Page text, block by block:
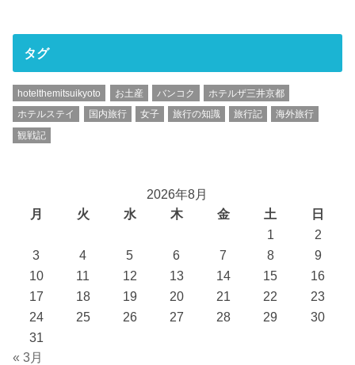
タグ
hotelthemitsuikyoto お土産 バンコク
ホテルザ三井京都
ホテルステイ
国内旅行 女子 旅行の知識 旅行記
海外旅行
観戦記
2026年8月
月
火 水 木 金 土
日
1
2
3
4 5 6 7 8
9
10
11 12 13 14 15
16
17
18 19 20 21 22
23
24
25 26 27 28 29
30
31
« 3月